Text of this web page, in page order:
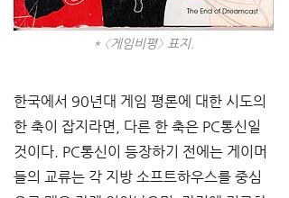
* 〈게임비평〉 표지.
한국에서 90년대 게임 평론에 대한 시도의
한 축이 잡지라면, 다른 한 축은 PC통신일
것이다. PC통신이 등장하기 전에는 게이머
들의 교류는 각 지방 소프트하우스를 중심